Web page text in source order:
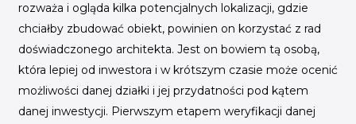
rozważa i ogląda kilka potencjalnych lokalizacji, gdzie
chciałby zbudować obiekt, powinien on korzystać z rad
doświadczonego architekta. Jest on bowiem tą osobą,
która lepiej od inwestora i w krótszym czasie może ocenić
możliwości danej działki i jej przydatności pod kątem
danej inwestycji. Pierwszym etapem weryfikacji danej